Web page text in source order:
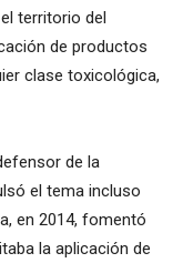
territorio del
de productos
clase toxicológica,
de la
el tema incluso
en 2014, fomentó
la aplicación de